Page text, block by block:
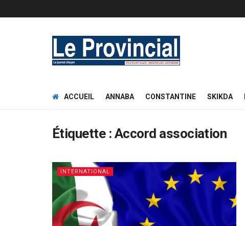
ACCUEIL ANNABA CONSTANTINE SKIKDA
Étiquette : Accord association
INTERNATIONAL